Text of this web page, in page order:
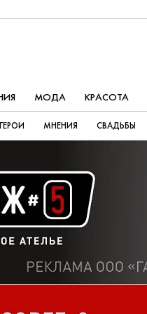
МОДА КРАСОТА
ГЕРОИ МНЕНИЯ СВАДЬБЫ